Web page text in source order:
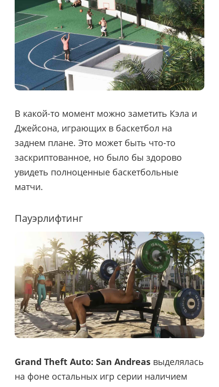
В какой-то момент можно заметить Кэла и
Джейсона, играющих в баскетбол на
заднем плане. Это может быть что-то
заскриптованное, но было бы здорово
увидеть полноценные баскетбольные
матчи.
Пауэрлифтинг
Grand Theft Auto: San Andreas выделялась
на фоне остальных игр серии наличием